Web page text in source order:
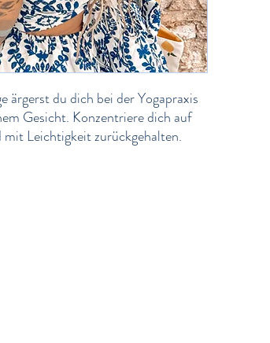
ärgerst du dich bei der Yogapraxis
Gesicht. Konzentriere dich auf
mit Leichtigkeit zurückgehalten.